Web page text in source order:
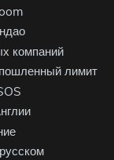
компаний
лимит